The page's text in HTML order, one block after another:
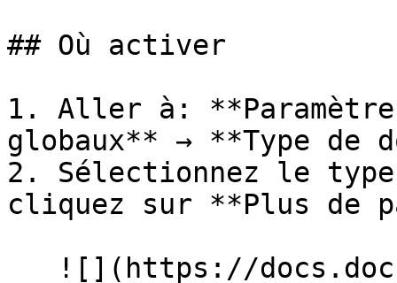
## Où activer
1. Aller à:
globaux** → **Type de
2. Sélectionnez le type
cliquez sur **Plus de